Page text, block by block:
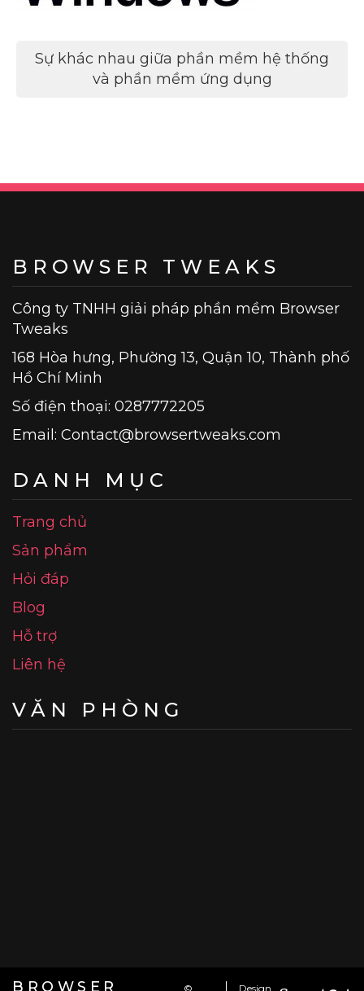
Điều
hướng
Sự khác nhau giữa phần mềm hệ thống
và phần mềm ứng dụng
BROWSER TWEAKS
Công ty TNHH giải pháp phần mềm Browser
Tweaks
168 Hòa hưng, Phường 13, Quận 10, Thành phố
Hồ Chí Minh
Số điện thoại: 0287772205
Email: Contact@browsertweaks.com
DANH MỤC
Trang chủ
Sản phẩm
Hỏi đáp
Blog
Hỗ trợ
Liên hệ
VĂN PHÒNG
BROWSER © Design